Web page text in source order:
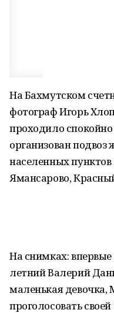
На Бахмутском
фотограф Игорь
проходило
организован подвоз
населенных
Ямансарово,
На снимках: впервые
летний Валерий
маленькая
проголосовать